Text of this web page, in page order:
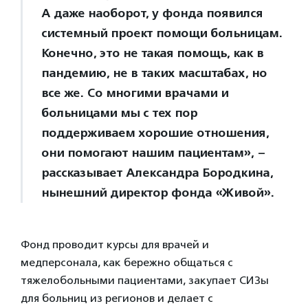
А даже наоборот, у фонда появился
системный проект помощи больницам.
Конечно, это не такая помощь, как в
пандемию, не в таких масштабах, но
все же. Со многими врачами и
больницами мы с тех пор
поддерживаем хорошие отношения,
они помогают нашим пациентам», –
рассказывает Александра Бородкина,
нынешний директор фонда «Живой».
Фонд проводит курсы для врачей и
медперсонала, как бережно общаться с
тяжелобольными пациентами, закупает СИЗы
для больниц из регионов и делает с